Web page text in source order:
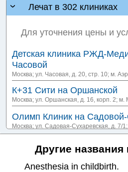
Лечат в 302 клиниках
Для уточнения цены и
Детская клиника РЖД-
Часовой
Москва; ул. Часовая, д. 20, стр. 10; м.
К+31 Сити на Оршанской
Москва; ул. Оршанская, д. 16, корп. 2; м.
Олимп Клиник на Садовой-
Москва; ул. Садовая-Сухаревская, д. 7/1
Горького
Нижний Новгород; ул. Максима Горького,
Другие
Anesthesia in childbirth.